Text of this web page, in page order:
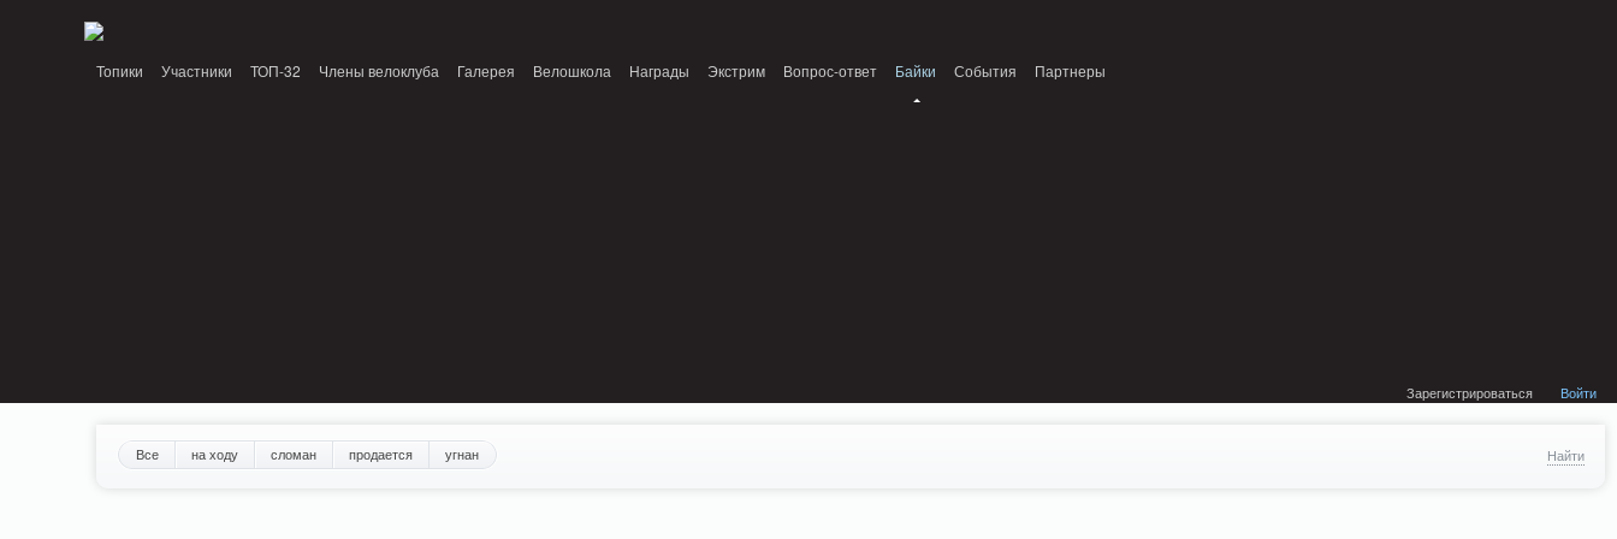
Топики Участники ТОП-32 Члены велоклуба Галерея Велошкола Награды Экстрим Вопрос-ответ Байки События Партнеры
Зарегистрироваться Войти
Все на ходу сломан продается угнан Найти